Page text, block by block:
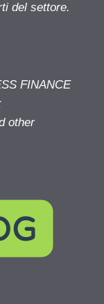
del settore.
FINANCE
other